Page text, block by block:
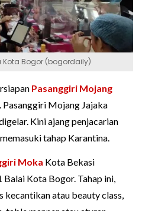
Kota Bogor (bogordaily)
Pasanggiri Mojang
. Pasanggiri Mojang Jajaka
Kini ajang penjacarian
tahap Karantina.
Moka Kota Bekasi
Balai Kota Bogor. Tahap ini,
kecantikan atau beauty class,